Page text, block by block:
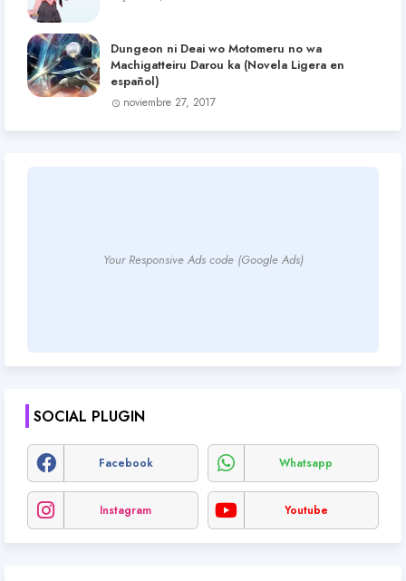
Dungeon ni Deai wo Motomeru no wa
Machigatteiru Darou ka (Novela Ligera en
español)
noviembre 27, 2017
Your Responsive Ads code (Google Ads)
SOCIAL PLUGIN
Facebook Whatsapp
Instagram Youtube